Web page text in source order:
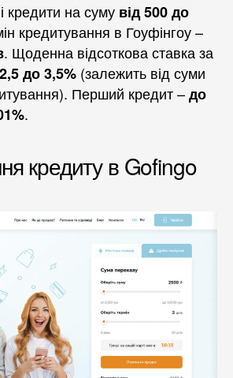
кредити на суму від 500 до
кредитування в Гоуфінгоу –
. Щоденна відсоткова ставка за
до 3,5% (залежить від суми
Перший кредит –до
.
кредиту в Gofingo